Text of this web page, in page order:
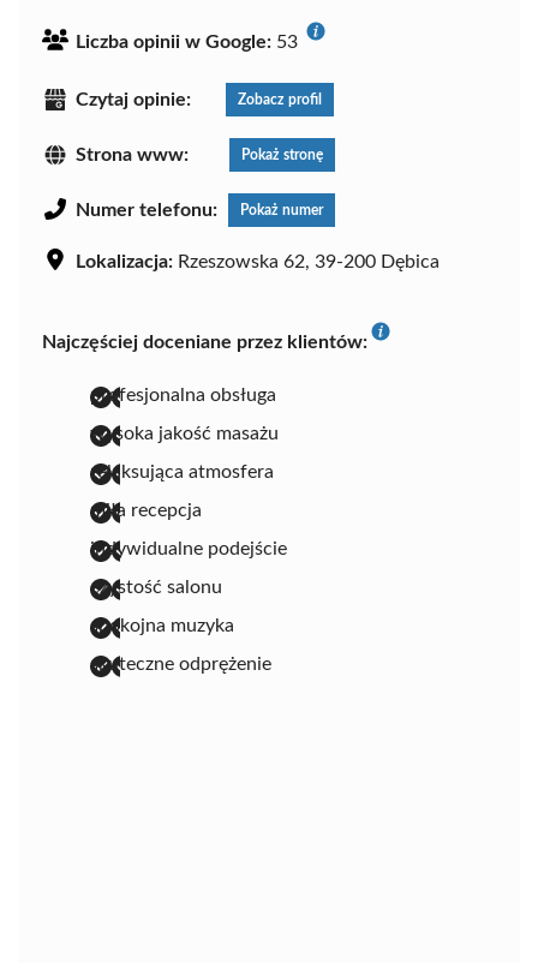
Liczba opinii w Google: 53
Czytaj opinie: Zobacz profil
Strona www: Pokaż stronę
Numer telefonu: Pokaż numer
Lokalizacja: Rzeszowska 62, 39-200 Dębica
Najczęściej doceniane przez klientów:
profesjonalna obsługa
wysoka jakość masażu
relaksująca atmosfera
miła recepcja
indywidualne podejście
czystość salonu
spokojna muzyka
skuteczne odprężenie